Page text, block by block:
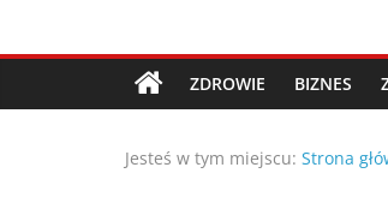
Porady,
oraz
ZDROWIE BIZNES
Jesteś w tym miejscu: Strona